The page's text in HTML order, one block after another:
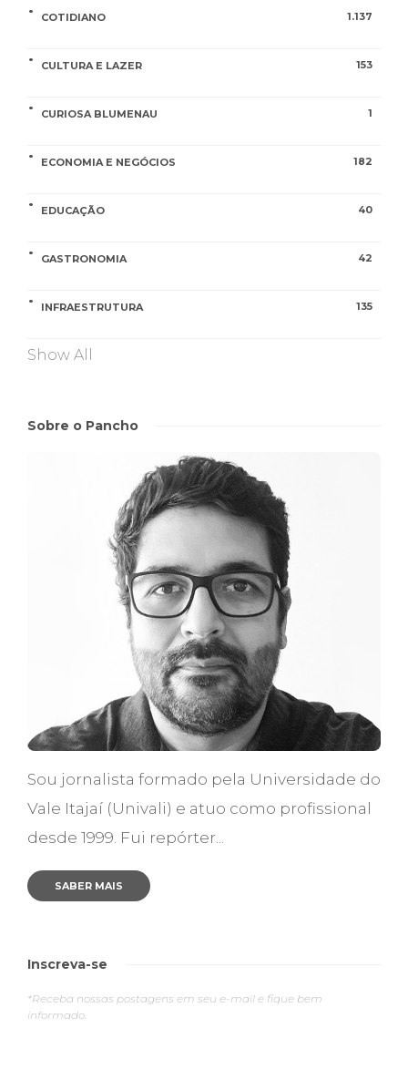
COTIDIANO 1.137
CULTURA E LAZER 153
CURIOSA BLUMENAU 1
ECONOMIA E NEGÓCIOS 182
EDUCAÇÃO 40
GASTRONOMIA 42
INFRAESTRUTURA 135
Show All
Sobre o Pancho
Sou jornalista formado pela Universidade do
Vale Itajaí (Univali) e atuo como profissional
desde 1999. Fui repórter...
SABER MAIS
Inscreva-se
*Receba nossas postagens em seu e-mail e fique bem
informado.